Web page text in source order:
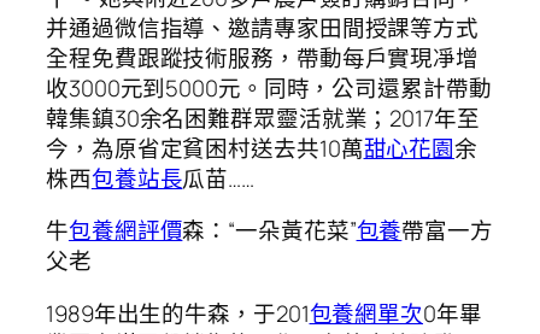
并通過微信指導、邀請專家田間授課等方式
全程免費跟蹤技術服務，帶動每戶實現凈增
收3000元到5000元。同時，公司還累計帶動
韓集鎮30余名困難群眾靈活就業；2017年至
今，為原省定貧困村送去共10萬甜心花園余
株西包養站長瓜苗……
牛包養網評價森：“一朵黃花菜”包養帶富一方
父老
1989年出生的牛森，于201包養網單次0年畢